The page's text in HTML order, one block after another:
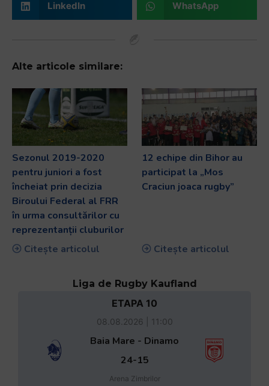
LinkedIn WhatsApp
Alte articole similare:
Sezonul 2019-2020
pentru juniori a fost
încheiat prin decizia
Biroului Federal al FRR
în urma consultărilor cu
reprezentanții cluburilor
Citește articolul
12 echipe din Bihor au
participat la „Mos
Craciun joaca rugby”
Citește articolul
Liga de Rugby Kaufland
ETAPA 10
08.08.2026 | 11:00
Baia Mare - Dinamo
24-15
Arena Zimbrilor